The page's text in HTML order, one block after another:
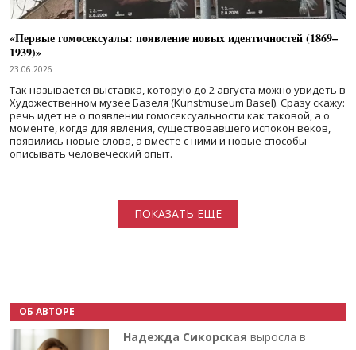
«Первые гомосексуалы: появление новых идентичностей (1869–
1939)»
23.06.2026
Так называется выставка, которую до 2 августа можно увидеть в
Художественном музее Базеля (Kunstmuseum Basel). Сразу скажу:
речь идет не о появлении гомосексуальности как таковой, а о
моменте, когда для явления, существовавшего испокон веков,
появились новые слова, а вместе с ними и новые способы
описывать человеческий опыт.
ПОКАЗАТЬ ЕЩЕ
ОБ АВТОРЕ
Надежда Сикорская выросла в